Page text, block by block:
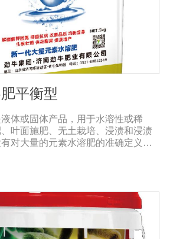
尽量单独施用或与非碱性的农药混
应产生沉淀，造成叶片肥害或药
平衡型
体或固体产品，用于水溶性或稀
叶面施肥、无土栽培、浸渍和浸渍
对大量的元素水溶肥的准确定义。
溶肥的特点是作物喷洒后通过树枝
，提高作物运输营养物质的能力，
强细胞活力和代谢能力。1.促进发
蔬菜等作物的生长，增加花蕾，促
，增加产量，提高品质。瓜类、豆
、果苗和攀缘作物生长得更快。2.